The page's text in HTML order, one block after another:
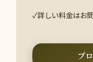
✓詳しい料金はお
プ